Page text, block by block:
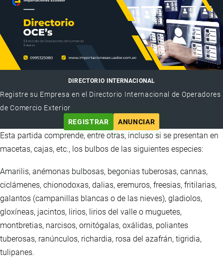
DIRECTORIO INTERNACIONAL
Registre su Empresa en el Directorio Internacional de Operadores
de Comercio Exterior
REGISTRAR
ANUNCIAR
Esta partida comprende, entre otras, incluso si se presentan en
macetas, cajas, etc., los bulbos de las siguientes especies:
Amarilis, anémonas bulbosas, begonias tuberosas, cannas,
ciclámenes, chionodoxas, dalias, eremuros, freesias, fritilarias,
galantos (campanillas blancas o de las nieves), gladiolos,
gloxíneas, jacintos, lirios, lirios del valle o muguetes,
montbretias, narcisos, ornitógalas, oxálidas, poliantes
tuberosas, ranúnculos, richardia, rosa del azafrán, tigridia,
tulipanes.